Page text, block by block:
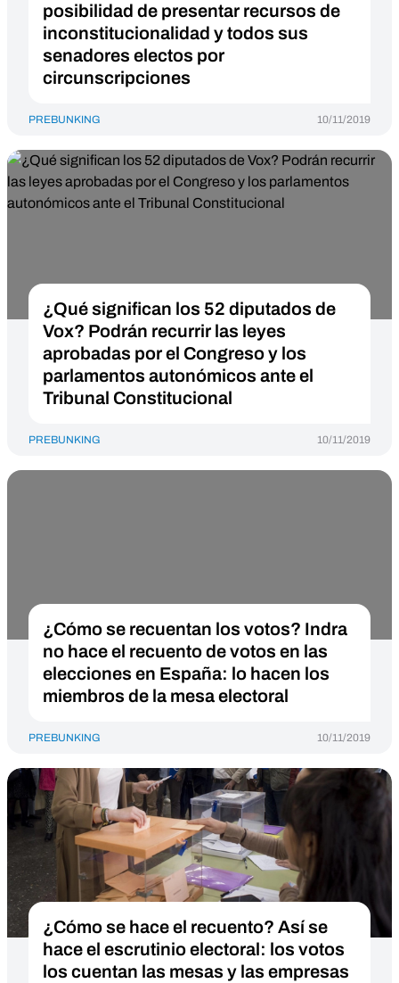
posibilidad de presentar recursos de
inconstitucionalidad y todos sus
senadores electos por
circunscripciones
PREBUNKING 10/11/2019
¿Qué significan los 52 diputados de
Vox? Podrán recurrir las leyes
aprobadas por el Congreso y los
parlamentos autonómicos ante el
Tribunal Constitucional
PREBUNKING 10/11/2019
¿Cómo se recuentan los votos? Indra
no hace el recuento de votos en las
elecciones en España: lo hacen los
miembros de la mesa electoral
PREBUNKING 10/11/2019
¿Cómo se hace el recuento? Así se
hace el escrutinio electoral: los votos
los cuentan las mesas y las empresas